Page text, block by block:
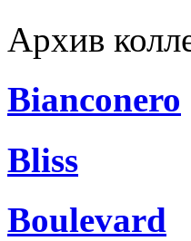
Архив
Bianconero
Bliss
Boulevard